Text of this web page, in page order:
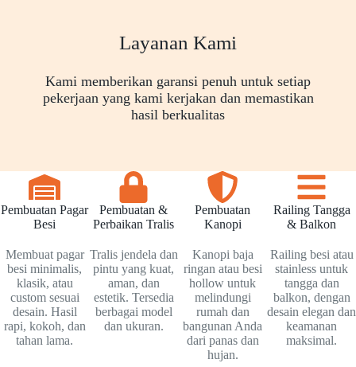
Layanan Kami
Kami memberikan garansi penuh untuk setiap
pekerjaan yang kami kerjakan dan memastikan
hasil berkualitas
Pembuatan Pagar
Besi
Membuat pagar
besi minimalis,
klasik, atau
custom sesuai
desain. Hasil
rapi, kokoh, dan
tahan lama.
Pembuatan &
Perbaikan Tralis
Tralis jendela dan
pintu yang kuat,
aman, dan
estetik. Tersedia
berbagai model
dan ukuran.
Pembuatan
Kanopi
Kanopi baja
ringan atau besi
hollow untuk
melindungi
rumah dan
bangunan Anda
dari panas dan
hujan.
Railing Tangga
& Balkon
Railing besi atau
stainless untuk
tangga dan
balkon, dengan
desain elegan dan
keamanan
maksimal.